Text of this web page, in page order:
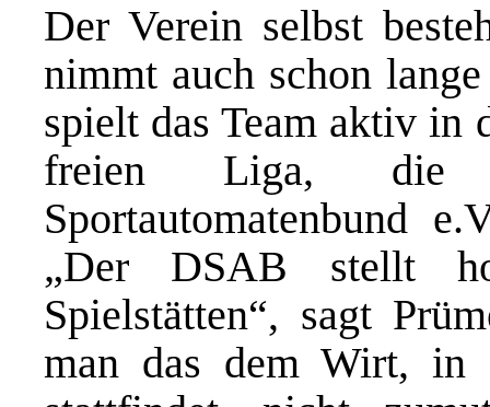
Der Verein selbst
nimmt auch schon
spielt das Team aktiv in
freien Liga, die
Sportautomatenbund
„Der DSAB stellt
Spielstätten“, sagt
man das dem Wirt, in